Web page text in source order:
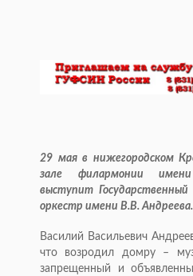
29 мая в нижегородском
зале филармонии
выступит Государственный
оркестр имени В.В. Андреева.
Василий Васильевич
что возродил домру –
запрещенный и